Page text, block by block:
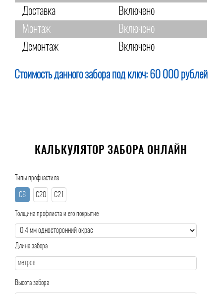
Доставка
Включено
Монтаж
Включено
Демонтаж
Включено
Стоимость данного забора под ключ: 60 000 рублей
КАЛЬКУЛЯТОР ЗАБОРА ОНЛАЙН
Типы профнастила
С8 С20 С21
Толщина профлиста и его покрытие
Длина забора
Высота забора